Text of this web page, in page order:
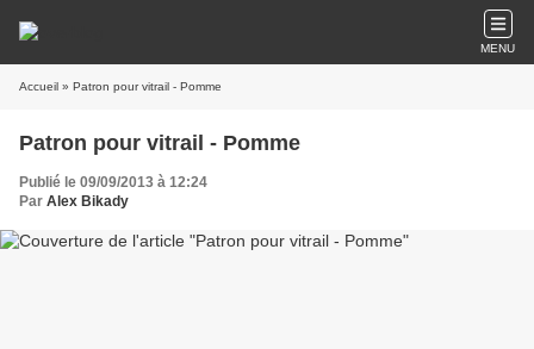
MENU
Accueil » Patron pour vitrail - Pomme
Patron pour vitrail - Pomme
Publié le 09/09/2013 à 12:24
Par Alex Bikady